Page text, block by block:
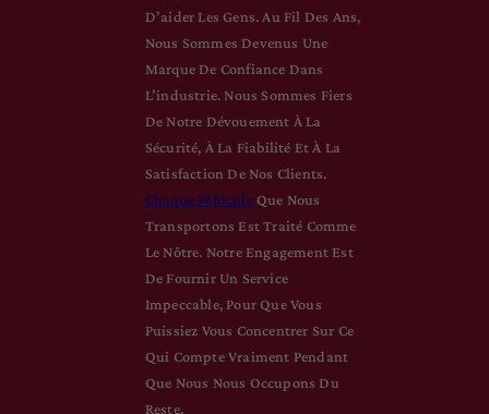
D’aider Les Gens. Au Fil Des Ans,
Nous Sommes Devenus Une
Marque De Confiance Dans
L’industrie. Nous Sommes Fiers
De Notre Dévouement À La
Sécurité, À La Fiabilité Et À La
Satisfaction De Nos Clients.
Chaque VéhiculeQue Nous
Transportons Est Traité Comme
Le Nôtre. Notre Engagement Est
De Fournir Un Service
Impeccable, Pour Que Vous
Puissiez Vous Concentrer Sur Ce
Qui Compte Vraiment Pendant
Que Nous Nous Occupons Du
Reste.